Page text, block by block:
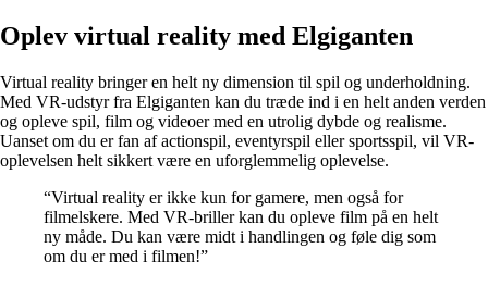
Oplev virtual reality med Elgiganten
Virtual reality bringer en helt ny dimension til spil og underholdning.
Med VR-udstyr fra Elgiganten kan du træde ind i en helt anden verden
og opleve spil, film og videoer med en utrolig dybde og realisme.
Uanset om du er fan af actionspil, eventyrspil eller sportsspil, vil VR-
oplevelsen helt sikkert være en uforglemmelig oplevelse.
“Virtual reality er ikke kun for gamere, men også for
filmelskere. Med VR-briller kan du opleve film på en helt
ny måde. Du kan være midt i handlingen og føle dig som
om du er med i filmen!”